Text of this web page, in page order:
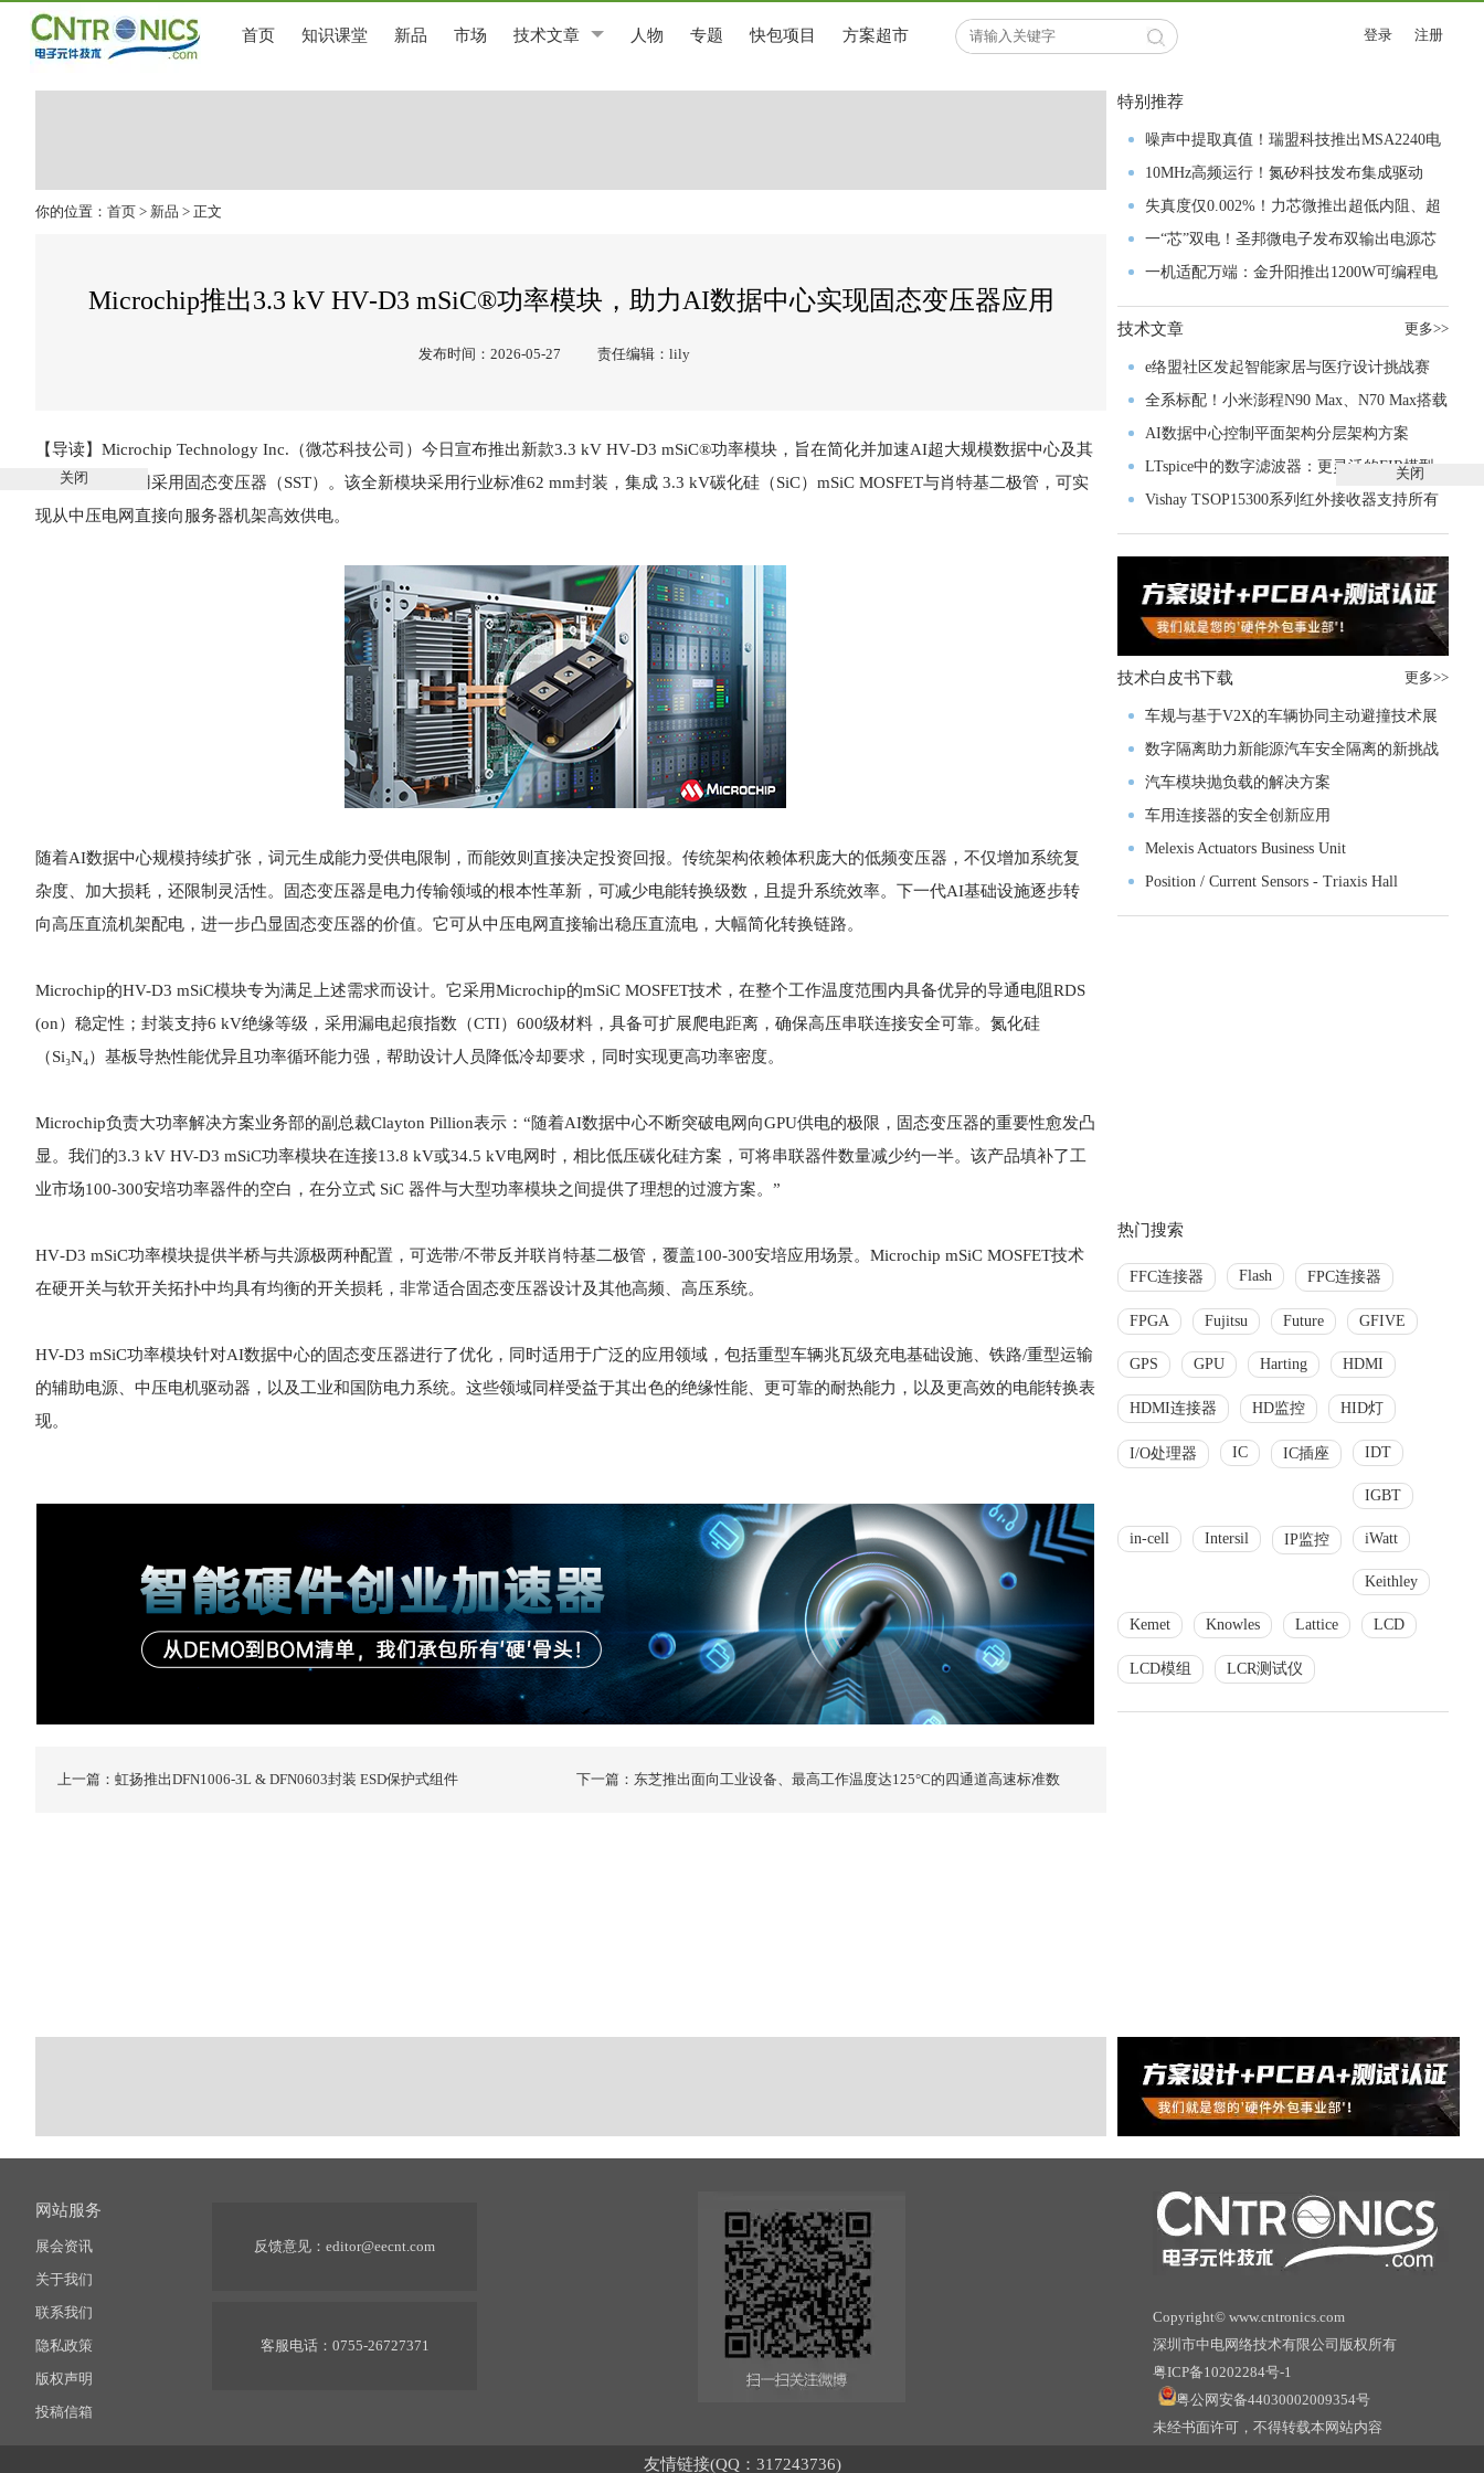
首页 知识课堂 新品 市场 技术文章 人物 专题 快包项目 方案超市 登录 注册
你的位置： 首页 > 新品 > 正文
Microchip推出3.3 kV HV‑D3 mSiC®功率模块，助力AI数据中心实现固态变压器应用
发布时间：2026-05-27 责任编辑：lily
【导读】Microchip Technology Inc.（微芯科技公司）今日宣布推出新款3.3 kV HV‑D3 mSiC®功率模块，旨在简化并加速AI超大规模数据中心及其
他高压电源应用采用固态变压器（SST）。该全新模块采用行业标准62 mm封装，集成 3.3 kV碳化硅（SiC）mSiC MOSFET与肖特基二极管，可实
现从中压电网直接向服务器机架高效供电。
随着AI数据中心规模持续扩张，词元生成能力受供电限制，而能效则直接决定投资回报。传统架构依赖体积庞大的低频变压器，不仅增加系统复
杂度、加大损耗，还限制灵活性。固态变压器是电力传输领域的根本性革新，可减少电能转换级数，且提升系统效率。下一代AI基础设施逐步转
向高压直流机架配电，进一步凸显固态变压器的价值。它可从中压电网直接输出稳压直流电，大幅简化转换链路。
Microchip的HV-D3 mSiC模块专为满足上述需求而设计。它采用Microchip的mSiC MOSFET技术，在整个工作温度范围内具备优异的导通电阻RDS
(on）稳定性；封装支持6 kV绝缘等级，采用漏电起痕指数（CTI）600级材料，具备可扩展爬电距离，确保高压串联连接安全可靠。氮化硅
（Si₃N₄）基板导热性能优异且功率循环能力强，帮助设计人员降低冷却要求，同时实现更高功率密度。
Microchip负责大功率解决方案业务部的副总裁Clayton Pillion表示：“随着AI数据中心不断突破电网向GPU供电的极限，固态变压器的重要性愈发凸
显。我们的3.3 kV HV-D3 mSiC功率模块在连接13.8 kV或34.5 kV电网时，相比低压碳化硅方案，可将串联器件数量减少约一半。该产品填补了工
业市场100-300安培功率器件的空白，在分立式 SiC 器件与大型功率模块之间提供了理想的过渡方案。”
HV‑D3 mSiC功率模块提供半桥与共源极两种配置，可选带/不带反并联肖特基二极管，覆盖100-300安培应用场景。Microchip mSiC MOSFET技术
在硬开关与软开关拓扑中均具有均衡的开关损耗，非常适合固态变压器设计及其他高频、高压系统。
HV-D3 mSiC功率模块针对AI数据中心的固态变压器进行了优化，同时适用于广泛的应用领域，包括重型车辆兆瓦级充电基础设施、铁路/重型运输
的辅助电源、中压电机驱动器，以及工业和国防电力系统。这些领域同样受益于其出色的绝缘性能、更可靠的耐热能力，以及更高效的电能转换表
现。
上一篇：虹扬推出DFN1006-3L & DFN0603封装 ESD保护式组件 下一篇：东芝推出面向工业设备、最高工作温度达125°C的四通道高速标准数
特别推荐
噪声中提取真值！瑞盟科技推出MSA2240电
流检测芯片赋能多元高端测量场景
10MHz高频运行！氮矽科技发布集成驱动
GaN芯片，助力电源能效再攀新高
失真度仅0.002%！力芯微推出超低内阻、超
低失真4PST模拟开关
一“芯”双电！圣邦微电子发布双输出电源芯
片，简化AFE与音频设计
一机适配万端：金升阳推出1200W可编程电
源，赋能高端装备制造
技术文章 更多>>
e络盟社区发起智能家居与医疗设计挑战赛
全系标配！小米澎程N90 Max、N70 Max搭载
禾赛激光雷达正式亮相
AI数据中心控制平面架构分层架构方案
LTspice中的数字滤波器：更灵活的FIR模型
Vishay TSOP15300系列红外接收器支持所有
主流遥控代码
技术白皮书下载 更多>>
车规与基于V2X的车辆协同主动避撞技术展
望
数字隔离助力新能源汽车安全隔离的新挑战
汽车模块抛负载的解决方案
车用连接器的安全创新应用
Melexis Actuators Business Unit
Position / Current Sensors - Triaxis Hall
热门搜索
FFC连接器 Flash FPC连接器
FPGA Fujitsu Future GFIVE
GPS GPU Harting HDMI
HDMI连接器 HD监控 HID灯
I/O处理器 IC IC插座 IDT
IGBT
in-cell Intersil IP监控 iWatt
Keithley
Kemet Knowles Lattice LCD
LCD模组 LCR测试仪
网站服务
展会资讯
关于我们
联系我们
隐私政策
版权声明
投稿信箱
反馈意见： editor@eecnt.com
客服电话：0755-26727371
Copyright© www.cntronics.com
深圳市中电网络技术有限公司版权所有
粤ICP备10202284号-1
粤公网安备44030002009354号
未经书面许可，不得转载本网站内容
友情链接(QQ：317243736)
关闭 关闭